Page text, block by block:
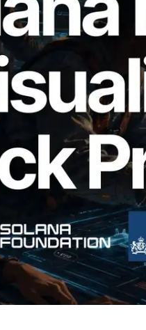
블록 애널라
록 생성 시간과